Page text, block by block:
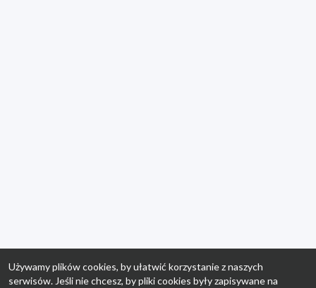
Używamy plików cookies, by ułatwić korzystanie z naszych
serwisów. Jeśli nie chcesz, by pliki cookies były zapisywane na